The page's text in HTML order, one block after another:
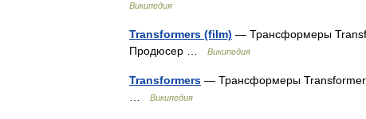
Википедия
Transformers (film) — Трансформеры
Продюсер …
Википедия
Transformers — Трансформеры
Википедия